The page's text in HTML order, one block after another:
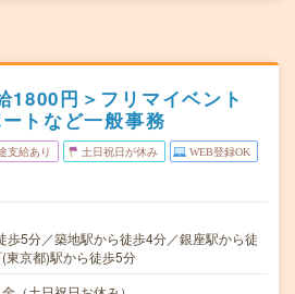
1800円＞フリマイベント
トなど一般事務
支給あり 土日祝日が休み WEB登録OK
歩5分／築地駅から徒歩4分／銀座駅から徒
東京都)駅から徒歩5分